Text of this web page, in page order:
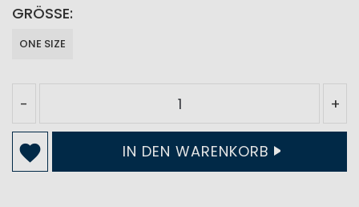
GRÖSSE
ONE SIZE
- +
IN DEN WARENKORB